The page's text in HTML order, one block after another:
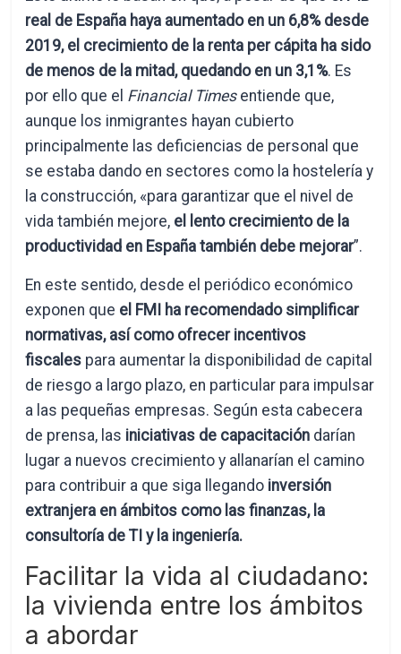
real de España haya aumentado en un 6,8% desde
2019, el crecimiento de la renta per cápita ha sido
de menos de la mitad, quedando en un 3,1%. Es
por ello que el Financial Timesentiende que,
aunque los inmigrantes hayan cubierto
principalmente las deficiencias de personal que
se estaba dando en sectores como la hostelería y
la construcción, «para garantizar que el nivel de
vida también mejore, el lento crecimiento de la
productividad en España también debe mejorar”.
En este sentido, desde el periódico económico
exponen que el FMI ha recomendado simplificar
normativas, así como ofrecer incentivos
fiscales para aumentar la disponibilidad de capital
de riesgo a largo plazo, en particular para impulsar
a las pequeñas empresas. Según esta cabecera
de prensa, las iniciativas de capacitación darían
lugar a nuevos crecimiento y allanarían el camino
para contribuir a que siga llegando inversión
extranjera en ámbitos como las finanzas, la
consultoría de TI y la ingeniería.
Facilitar la vida al ciudadano:
la vivienda entre los ámbitos
a abordar